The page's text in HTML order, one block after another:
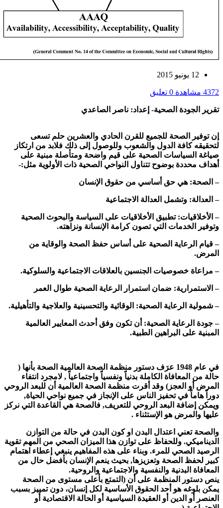
12 يونيو 2015
4372 مشاهدة 0 تعليق
تقرير الجودة الصحية- إعداد: ناصر الصاعدي
إن توفير الصحة للجميع للقرن الحادي والعشرين حلم تسعى
لتحقيقه كافة الدول والشعوب وللوصول إلى ذلك فلابد من ارتكاز
صياغة السياسات الصحية على قيم واضحة ومتأصلة مبنية على
أهداف محددة بوضوح تتناول النواحي الصحية ذات الأولوية مثل:-
– الصحة: هي حق أساسي من حقوق الإنسان
– العدالة: وتشمل العدالة الاجتماعية
– الأخلاقيات: تطبيق الأخلاقيات على السياسة والبحوث الصحية
وتوفير الخدمات التي تصون كرامة الإنسانة ونزاهته.
– قيام الرعاية الصحية على أساس حفظ الصحة والوقاية من
المرض.
– مراعاة خصوصيات الجنسين بالعلاقات الاجتماعية والسلوكية.
– الاستمرارية: ضمان استمرار الرعاية الصحية طوال العمر
– شمولية الرعاية الصحية: الوقائية والتحسينية والعلاجية والتأهيلية.
– جودة الرعاية الصحية: أن تكون وفق أحدث المعايير العالمية
المبنية على البراهين الطبية.
في عام 1948 عرَف دستور منظمة الصحة العالمية الصحة بأنها (
حالة من المعافاة الكاملة بدنياً ونفسياً واجتماعياً , لامجرد انتفاء
المرض أو العجز) وقد أقرت منظمة الصحة العالمية أن للبعد الروحي
دوراً هاماً في تحفيز الناس على الإنجاز في جميع نواحي الحياة,
ويمكن إضافة البعد الروحي للتعريف, فالصحة هي القاعدة التي نركز
عليها والمرض هو الإستثناء .
والصحة تعني اعتدال البدن او كون البدن في حالة من التوازن
الديناميكي. وللحفاظ على توازن هذا الميزان الصحي من المهم تقوية
الرصيد الصحي للمرء. وبناء على هذه المفاهيم ينبغي إعطاء اهتمام
كبير لحفظ الصحة وتعزيزها, بحيث ينعم الإنسان بأفضل حال من
المعافاة البدنية والنفسية والاجتماعية والروحية.
ينص دستور المنظمة على أن (التمتع بأعلى مستوى من الصحة
يمكن بلوغه هو أحد الحقوق الأساسية لكل إنسان، دون تمييز بسبب
العنصر أو الدين أو العقيدة السياسية أو الحالة الاقتصادية أو